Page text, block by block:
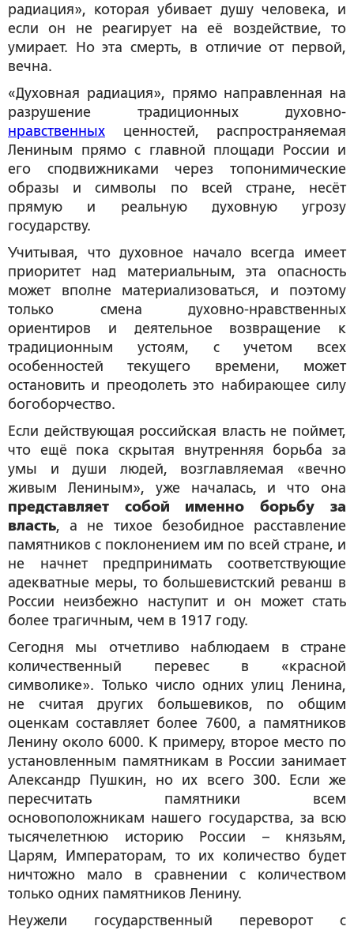
радиация», которая убивает душу человека, и
если он не реагирует на её воздействие, то
умирает. Но эта смерть, в отличие от первой,
вечна.
«Духовная радиация», прямо направленная на
разрушение традиционных духовно-
нравственных ценностей, распространяемая
Лениным прямо с главной площади России и
его сподвижниками через топонимические
образы и символы по всей стране, несёт
прямую и реальную духовную угрозу
государству.
Учитывая, что духовное начало всегда имеет
приоритет над материальным, эта опасность
может вполне материализоваться, и поэтому
только смена духовно-нравственных
ориентиров и деятельное возвращение к
традиционным устоям, с учетом всех
особенностей текущего времени, может
остановить и преодолеть это набирающее силу
богоборчество.
Если действующая российская власть не поймет,
что ещё пока скрытая внутренняя борьба за
умы и души людей, возглавляемая «вечно
живым Лениным», уже началась, и что она
представляет собой
именно борьбу за
власть, а не тихое безобидное расставление
памятников с поклонением им по всей стране, и
не начнет предпринимать соответствующие
адекватные меры, то большевистский реванш в
России неизбежно наступит и он может стать
более трагичным, чем в 1917 году.
Сегодня мы отчетливо наблюдаем в стране
количественный перевес в «красной
символике». Только число одних улиц Ленина,
не считая других большевиков, по общим
оценкам составляет более 7600, а памятников
Ленину около 6000. К примеру, второе место по
установленным памятникам в России занимает
Александр Пушкин, но их всего 300. Если же
пересчитать памятники всем
основоположникам нашего государства, за всю
тысячелетнюю историю России – князьям,
Царям, Императорам, то их количество будет
ничтожно мало в сравнении с количеством
только одних памятников Ленину.
Неужели государственный переворот с